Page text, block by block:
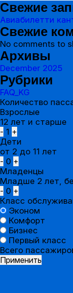
Свежие
Авиабилетти
Свежие
No comments to
Архивы
December 2025
Рубрики
FAQ_KG
Количество
Взрослые
12 лет и старше
- 1 +
Дети
от 2 до 11 лет
- 0 +
Младенцы
Младше 2 лет,
- 0 +
Класс
Эконом
Комфорт
Бизнес
Первый класс
Всего
Применить